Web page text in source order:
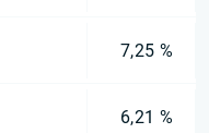
7,25 %
6,21 %